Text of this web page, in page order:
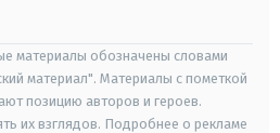
материалы обозначены словами
материал". Материалы с пометкой
позицию авторов и героев.
их взглядов. Подробнее о рекламе